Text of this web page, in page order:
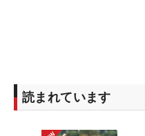
読まれています